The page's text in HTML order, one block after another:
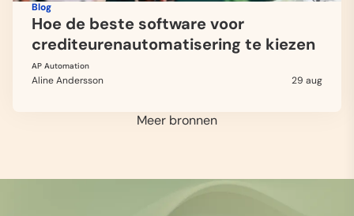
Blog
Hoe de beste software voor
crediteurenautomatisering te kiezen
AP Automation
Aline Andersson 29 aug
Meer bronnen